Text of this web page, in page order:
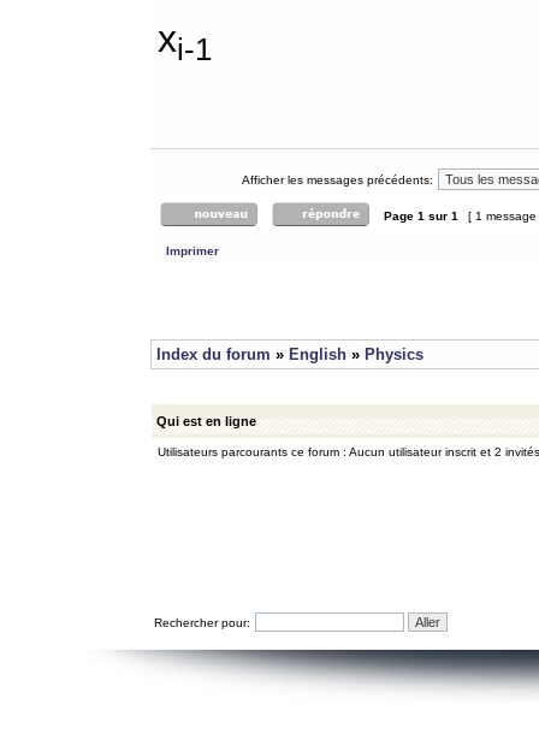
xi-1
Afficher les messages précédents:
Page 1 sur 1 [ 1
Imprimer
Index du forum » English » Physics
Qui est en ligne
Utilisateurs parcourants ce forum : Aucun utilisateur inscrit et 2 invités
Rechercher pour: